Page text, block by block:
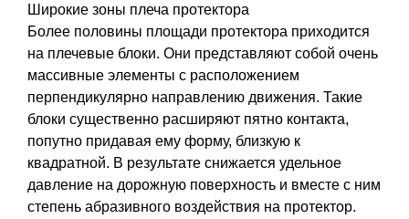
Широкие зоны плеча протектора
Более половины площади протектора приходится
на плечевые блоки. Они представляют собой очень
массивные элементы с расположением
перпендикулярно направлению движения. Такие
блоки существенно расширяют пятно контакта,
попутно придавая ему форму, близкую к
квадратной. В результате снижается удельное
давление на дорожную поверхность и вместе с ним
степень абразивного воздействия на протектор.